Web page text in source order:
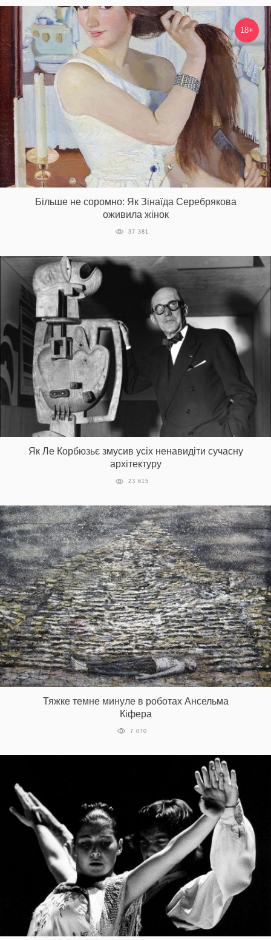
18+
Більше не соромно: Як Зінаїда Серебрякова
оживила жінок
37 381
Як Ле Корбюзьє змусив усіх ненавидіти сучасну
архітектуру
23 615
Тяжке темне минуле в роботах Ансельма
Кіфера
7 070